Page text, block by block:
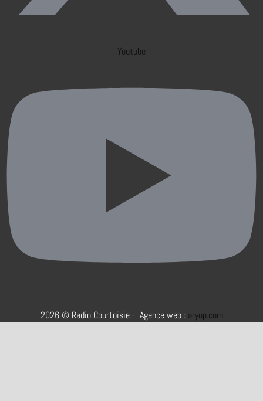
Youtube
2026 © Radio Courtoisie - Agence web : aryup.com